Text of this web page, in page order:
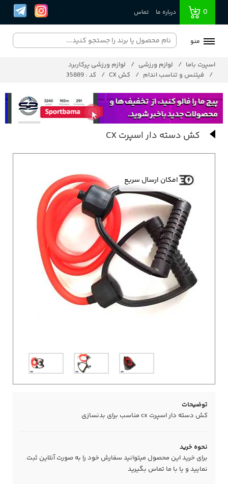
0 درباره ما تماس
منو
اسپرت باما لوازم ورزشی
لوازم ورزشی پرکاربرد
فیتنس و تناسب اندام
کش CX کد : 35889
کش دسته دار اسپرت CX
امکان ارسال سریع
توضیحات
کش دسته دار اسپرت cx مناسب برای بدنسازی
نحوه خرید
برای خرید این محصول میتوانید سفارش خود را به صورت آنلاین ثبت
نمایید و یا با ما تماس بگیرید